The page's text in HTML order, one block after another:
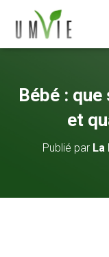
Bébé :
et
Publié par La